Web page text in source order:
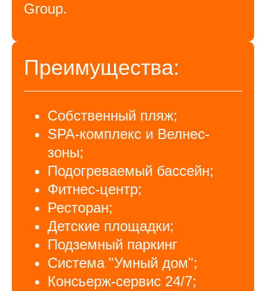
Group.
Преимущества:
Собственный пляж;
SPA-комплекс и Велнес-
зоны;
Подогреваемый бассейн;
Фитнес-центр;
Ресторан;
Детские площадки;
Подземный паркинг
Система "Умный дом";
Консьерж-сервис 24/7;